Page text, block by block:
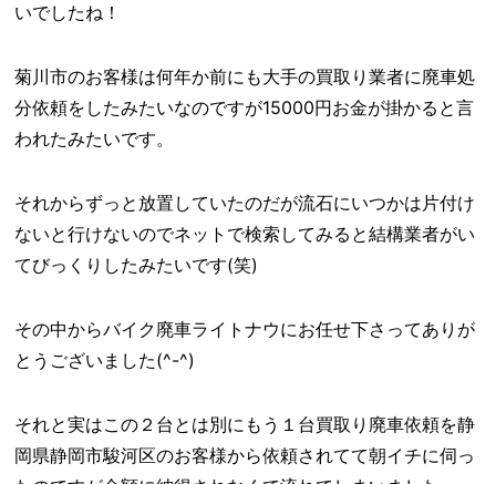
いでしたね！
菊川市のお客様は何年か前にも大手の買取り業者に廃車処
分依頼をしたみたいなのですが15000円お金が掛かると言
われたみたいです。
それからずっと放置していたのだが流石にいつかは片付け
ないと行けないのでネットで検索してみると結構業者がい
てびっくりしたみたいです(笑)
その中からバイク廃車ライトナウにお任せ下さってありが
とうございました(^-^)
それと実はこの２台とは別にもう１台買取り廃車依頼を静
岡県静岡市駿河区のお客様から依頼されてて朝イチに伺っ